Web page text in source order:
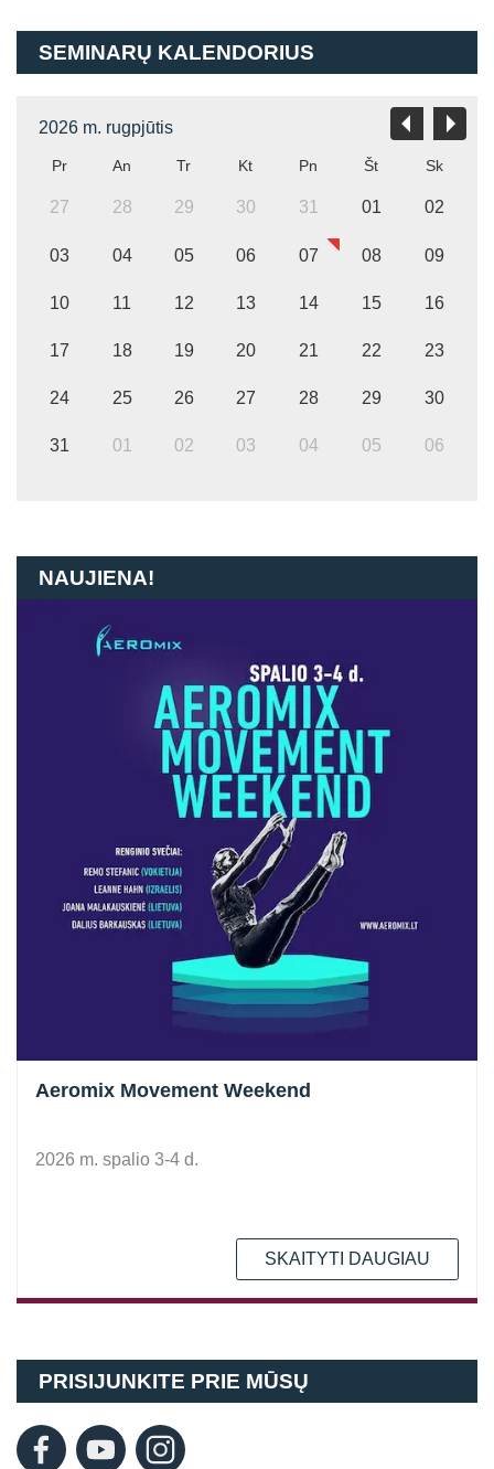
SEMINARŲ KALENDORIUS
2026 m. rugpjūtis
Pr An Tr Kt Pn Št Sk
27 28 29 30 31 01 02
03 04 05 06 07 08 09
10 11 12 13 14 15 16
17 18 19 20 21 22 23
24 25 26 27 28 29 30
31 01 02 03 04 05 06
NAUJIENA!
Aeromix Movement Weekend
2026 m. spalio 3-4 d.
SKAITYTI DAUGIAU
PRISIJUNKITE PRIE MŪSŲ